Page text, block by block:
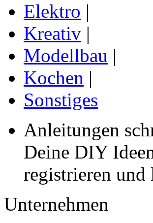
Elektro |
Kreativ |
Modellbau |
Kochen |
Sonstiges
Anleitungen
Deine DIY
registrieren und
Unternehmen